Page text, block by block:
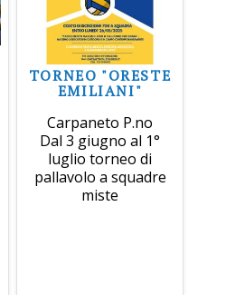
TORNEO "ORESTE
EMILIANI"
Carpaneto P.no
Dal 3 giugno al 1°
luglio torneo di
pallavolo a squadre
miste